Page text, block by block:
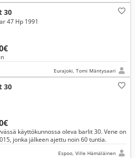
30
47 Hp 1991
Eurajoki, Tomi Mäntysaari
30
käyttökunnossa oleva barlit 30. Vene on
jonka jälkeen ajettu noin 60 tuntia.
Espoo, Ville Hämäläinen